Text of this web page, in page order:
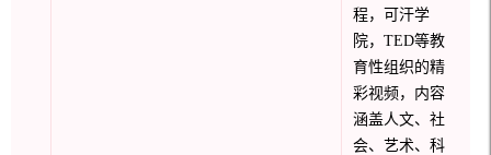
程，可汗学
院，TED等教
育性组织的精
彩视频，内容
涵盖人文、社
会、艺术、科